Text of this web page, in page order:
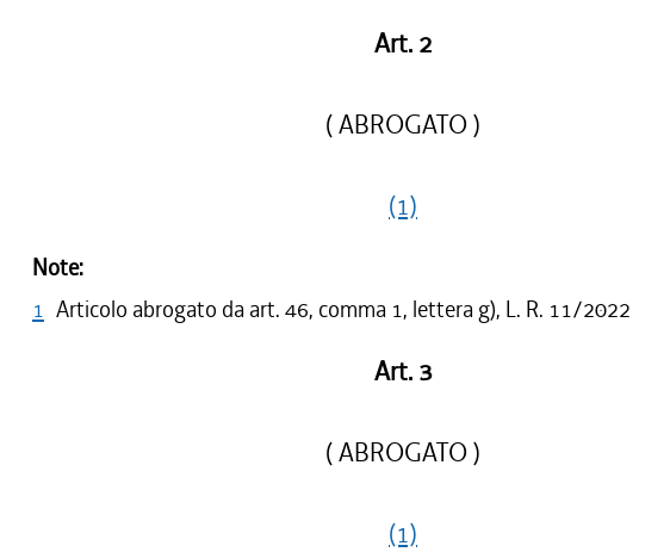
Art. 2
( ABROGATO )
(1)
Note:
1 Articolo abrogato da art. 46, comma 1, lettera g), L. R. 11/2022
Art. 3
( ABROGATO )
(1)